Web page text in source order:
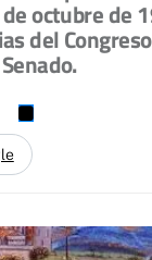
octubre de
del